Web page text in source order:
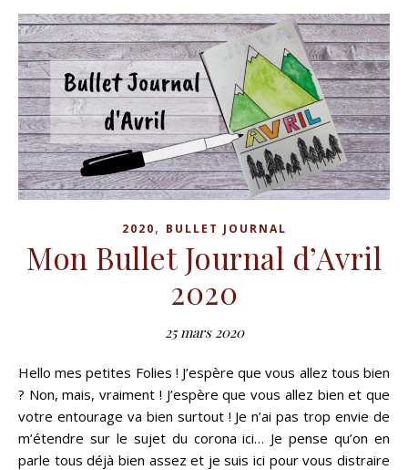
2020, BULLET JOURNAL
Mon Bullet Journal d’Avril
2020
25 mars 2020
Hello mes petites Folies ! J’espère que vous allez tous bien
? Non, mais, vraiment ! J’espère que vous allez bien et que
votre entourage va bien surtout ! Je n’ai pas trop envie de
m’étendre sur le sujet du corona ici… Je pense qu’on en
parle tous déjà bien assez et je suis ici pour vous distraire